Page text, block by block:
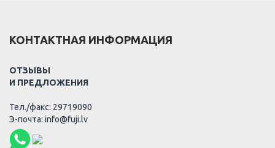
КОНТАКТНАЯ ИНФОРМАЦИЯ
ОТЗЫВЫ
И ПРЕДЛОЖЕНИЯ
Тел./факс: 29719090
Э-почта: info@fuji.lv